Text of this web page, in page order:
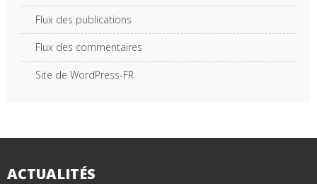
Flux des publications
Flux des commentaires
Site de WordPress-FR
ACTUALITÉS